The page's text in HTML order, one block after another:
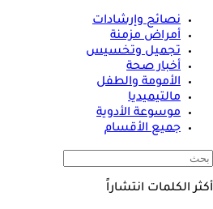
نصائح وإرشادات
أمراض مزمنة
تجميل وتخسيس
أخبار صحة
الأمومة والطفل
مالتيميديا
موسوعة الأدوية
جميع الأقسام
أكثر الكلمات انتشاراً